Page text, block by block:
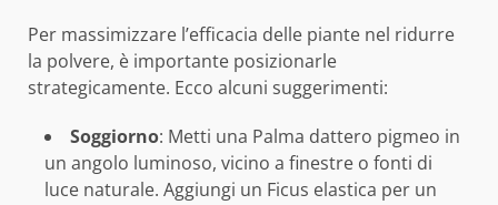
Per massimizzare l’efficacia delle piante nel ridurre
la polvere, è importante posizionarle
strategicamente. Ecco alcuni suggerimenti:
Soggiorno: Metti una Palma dattero pigmeo in
un angolo luminoso, vicino a finestre o fonti di
luce naturale. Aggiungi un Ficus elastica per un